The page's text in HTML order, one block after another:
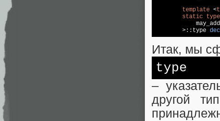
template <
static
	>::
type
Итак, мы
type
–
другой